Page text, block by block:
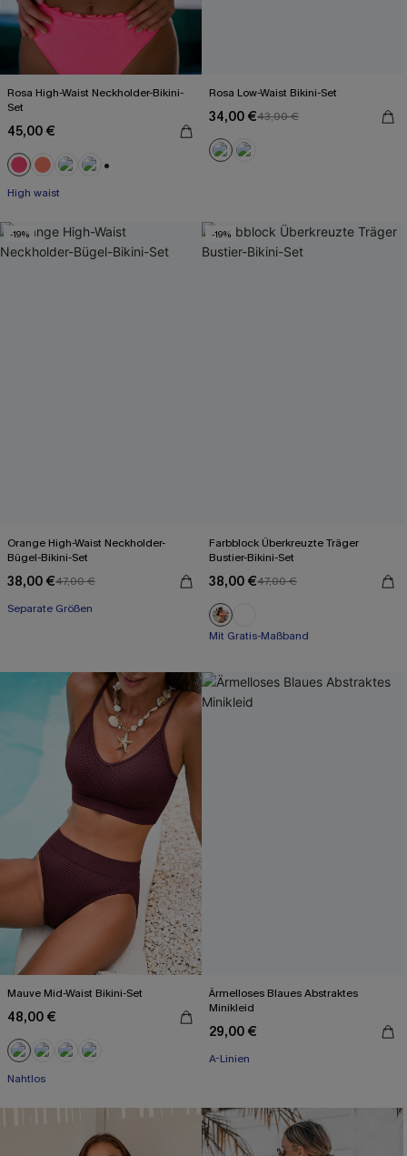
Rosa High-Waist Neckholder-Bikini-
Set
45,00 €
High waist
Rosa Low-Waist Bikini-Set
34,00 €43,00 €
-19%
Orange High-Waist Neckholder-
Bügel-Bikini-Set
38,00 €47,00 €
Separate Größen
-19%
Farbblock Überkreuzte Träger
Bustier-Bikini-Set
38,00 €47,00 €
Mit Gratis-Maßband
Rüschen
Mauve Mid-Waist Bikini-Set
48,00 €
Nahtlos
Ärmelloses Blaues Abstraktes
Minikleid
29,00 €
A-Linien